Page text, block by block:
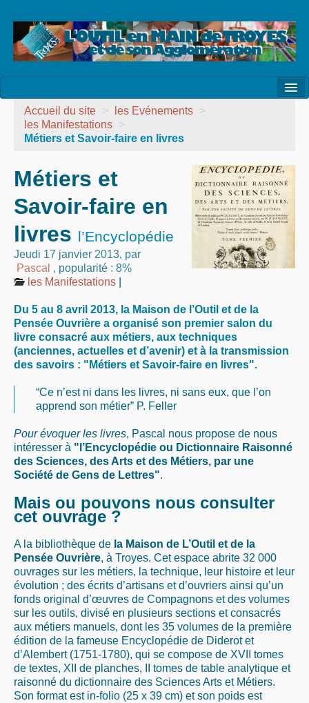
l’Association
la Vie de l’Association
Agenda
Contact
Accueil du site > les Evénements >
les Manifestations >
Métiers et Savoir-faire en livres
Métiers et
Savoir-faire en
livres l’Encyclopédie
Jeudi 17 janvier 2013, par
Pascal , popularité : 8%
les Manifestations
Du 5 au 8 avril 2013, la Maison de l’Outil et de la
Pensée Ouvrière a organisé son premier salon du
livre consacré aux métiers, aux techniques
(anciennes, actuelles et d’avenir) et à la transmission
des savoirs : "Métiers et Savoir-faire en livres".
“Ce n’est ni dans les livres, ni sans eux, que l’on
apprend son métier” P. Feller
Pour évoquer les livres, Pascal nous propose de nous
intéresser à "l’Encyclopédie ou Dictionnaire Raisonné
des Sciences, des Arts et des Métiers, par une
Société de Gens de Lettres".
Mais ou pouvons nous consulter
cet ouvrage ?
A la bibliothèque de la Maison de L’Outil et de la
Pensée Ouvrière, à Troyes. Cet espace abrite 32 000
ouvrages sur les métiers, la technique, leur histoire et leur
évolution ; des écrits d’artisans et d’ouvriers ainsi qu’un
fonds original d’œuvres de Compagnons et des volumes
sur les outils, divisé en plusieurs sections et consacrés
aux métiers manuels, dont les 35 volumes de la première
édition de la fameuse Encyclopédie de Diderot et
d’Alembert (1751-1780), qui se compose de XVII tomes
de textes, XII de planches, II tomes de table analytique et
raisonné du dictionnaire des Sciences Arts et Métiers.
Son format est in-folio (25 x 39 cm) et son poids est